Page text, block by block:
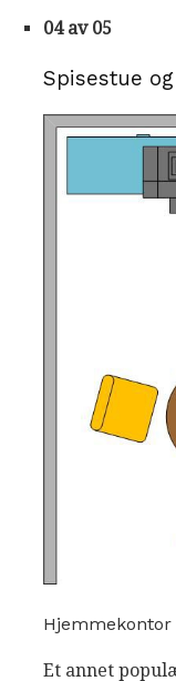
04 av 05
Spisestue
Et annet